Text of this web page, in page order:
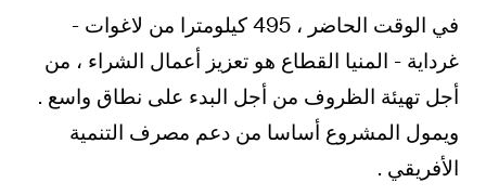
في الوقت الحاضر ، 495 كيلومترا من لاغوات -
غرداية - المنيا القطاع هو تعزيز أعمال الشراء ، من
أجل تهيئة الظروف من أجل البدء على نطاق واسع .
ويمول المشروع أساسا من دعم مصرف التنمية
الأفريقي .